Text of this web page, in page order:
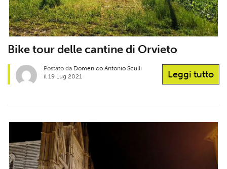
Bike tour delle cantine di Orvieto
Leggi tutto
Postato da Domenico Antonio Sculli
il 19 Lug 2021